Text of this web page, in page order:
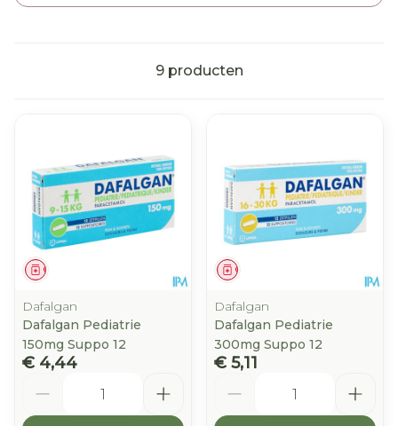
9producten
Geneesmiddel
Dafalgan
Dafalgan Pediatrie
150mg Suppo 12
€ 4,44
Geneesmiddel
Dafalgan
Dafalgan Pediatrie
300mg Suppo 12
€ 5,11